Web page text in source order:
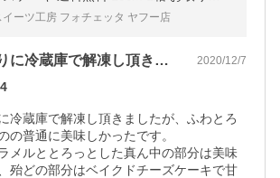
イント利用 ギフト ヒルナンデス ランキ
イーツ工房 フォチェッタ ヤフー店
記載の時間通りに冷蔵庫で解凍し頂きまし… 2020/12/7
4
冷蔵庫で解凍し頂きましたが、ふわとろ
の普通に美味しかったです。
メルととろっとした真ん中の部分は美味
殆どの部分はベイクドチーズケーキで甘